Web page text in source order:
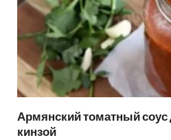
Армянский томатный
кинзой